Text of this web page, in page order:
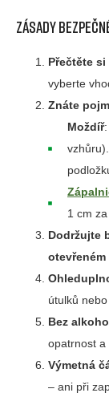
Zásady
Přečtěte si
vyberte
Znáte
Moždíř
1 cm
Dodržujte
útulků
Bez
opatrnost
Výmetná
– ani při